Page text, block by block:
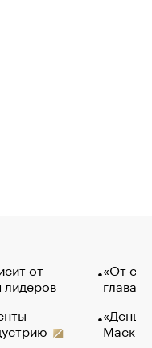
от
лидеров
«От
глава
Маск в